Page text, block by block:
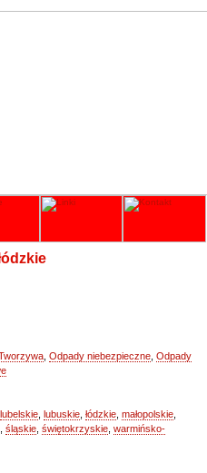
Odpady niebezpieczne Odpady
lubelskie lubuskie łódzkie małopolskie
śląskie świętokrzyskie warmińsko-